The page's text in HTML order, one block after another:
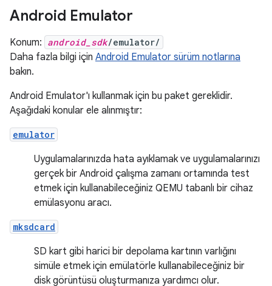
Android Emulator
Konum: android_sdk/emulator/
Daha fazla bilgi için Android Emulator sürüm notlarına
bakın.
Android Emulator'ı kullanmak için bu paket gereklidir.
Aşağıdaki konular ele alınmıştır:
emulator
Uygulamalarınızda hata ayıklamak ve uygulamalarınızı
gerçek bir Android çalışma zamanı ortamında test
etmek için kullanabileceğiniz QEMU tabanlı bir cihaz
emülasyonu aracı.
mksdcard
SD kart gibi harici bir depolama kartının varlığını
simüle etmek için emülatörle kullanabileceğiniz bir
disk görüntüsü oluşturmanıza yardımcı olur.